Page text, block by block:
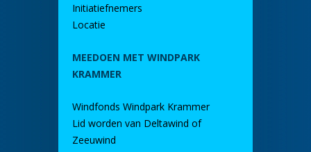
Initiatiefnemers
Locatie
MEEDOEN MET WINDPARK
KRAMMER
Windfonds Windpark Krammer
Lid worden van Deltawind of
Zeeuwind